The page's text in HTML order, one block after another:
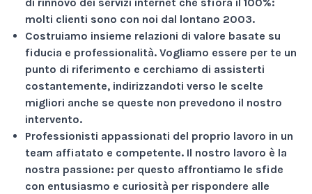
molti clienti sono con noi dal lontano 2003.
Costruiamo insieme relazioni di valore basate su
fiducia e professionalità. Vogliamo essere per te un
punto di riferimento e cerchiamo di assisterti
costantemente, indirizzandoti verso le scelte
migliori anche se queste non prevedono il nostro
intervento.
Professionisti appassionati del proprio lavoro in un
team affiatato e competente. Il nostro lavoro è la
nostra passione: per questo affrontiamo le sfide
con entusiasmo e curiosità per rispondere alle